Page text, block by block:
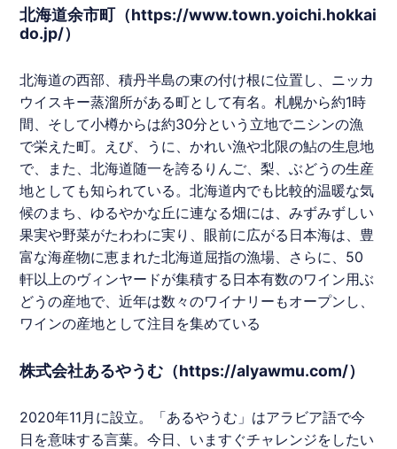
北海道余市町（https://www.town.yoichi.hokkai
do.jp/）
北海道の西部、積丹半島の東の付け根に位置し、ニッカ
ウイスキー蒸溜所がある町として有名。札幌から約1時
間、そして小樽からは約30分という立地でニシンの漁
で栄えた町。えび、うに、かれい漁や北限の鮎の生息地
で、また、北海道随一を誇るりんご、梨、ぶどうの生産
地としても知られている。北海道内でも比較的温暖な気
候のまち、ゆるやかな丘に連なる畑には、みずみずしい
果実や野菜がたわわに実り、眼前に広がる日本海は、豊
富な海産物に恵まれた北海道屈指の漁場、さらに、50
軒以上のヴィンヤードが集積する日本有数のワイン用ぶ
どうの産地で、近年は数々のワイナリーもオープンし、
ワインの産地として注目を集めている
株式会社あるやうむ（https://alyawmu.com/）
2020年11月に設立。「あるやうむ 」はアラビア語で今
日を意味する言葉。今日、いますぐチャレンジをしたい